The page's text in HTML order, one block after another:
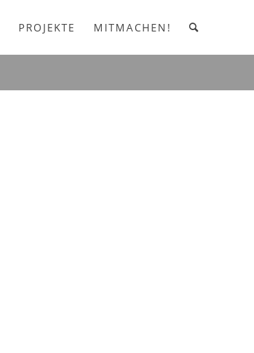
PROJEKTE MITMACHEN!